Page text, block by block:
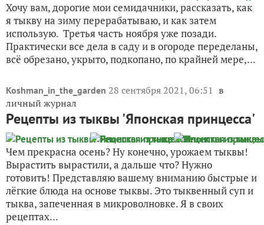
Хочу вам, дорогие мои семидачники, рассказать, как
я тыкву на зиму перерабатываю, и как затем
использую. Третья часть ноября уже позади.
Практически все дела в саду и в огороде переделаны,
всё обрезано, укрыто, подкопано, по крайней мере,...
Koshman_in_the_garden 28 сентября 2021, 06:51 в
личный журнал
Рецепты из тыквы 'Японская принцесса'
Чем прекрасна осень? Ну конечно, урожаем тыквы!
Вырастить вырастили, а дальше что? Нужно
готовить! Представляю вашему вниманию быстрые и
лёгкие блюда на основе тыквы. Это тыквенный суп и
тыква, запеченная в микроволновке. Я в своих
рецептах...